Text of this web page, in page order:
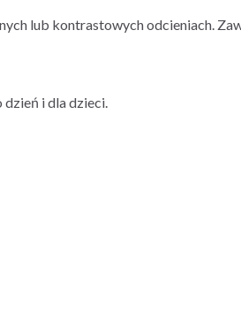
lub kontrastowych odcieniach.
dzień i dla dzieci.